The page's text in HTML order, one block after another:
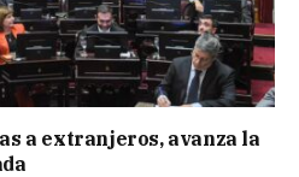
a extranjeros, avanza la